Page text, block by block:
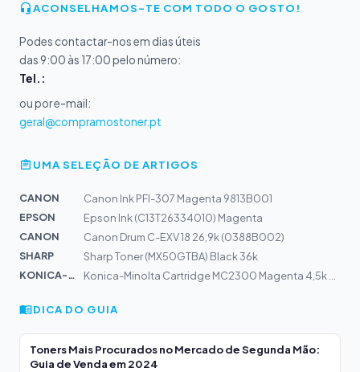
ACONSELHAMOS-TE COM TODO O GOSTO!
Podes contactar-nos em dias úteis
das 9:00 às 17:00 pelo número:
Tel.:
ou por e-mail:
geral@compramostoner.pt
UMA SELEÇÃO DE ARTIGOS
CANON
Canon Ink PFI-307 Magenta 9813B001
EPSON
Epson Ink (C13T26334010) Magenta
CANON
Canon Drum C-EXV 18 26,9k (0388B002)
SHARP
Sharp Toner (MX50GTBA) Black 36k
KONICA-MIN...
Konica-Minolta Cartridge MC2300 Magenta 4,5k 4576411 (A...
DICA DO GUIA
Toners Mais Procurados no Mercado de Segunda Mão:
Guia de Venda em 2024